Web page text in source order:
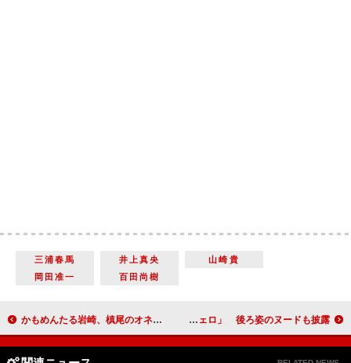
三浦春馬 井上真央
山崎貴
岡田准一
百田尚樹
かもめんたる岩崎、槙尾のオネエ疑惑に激怒 槙尾「トークで結果出してよ」と反撃 三浦翔平「モチーフはミケランジェロ」 後ろ姿のヌードも披露